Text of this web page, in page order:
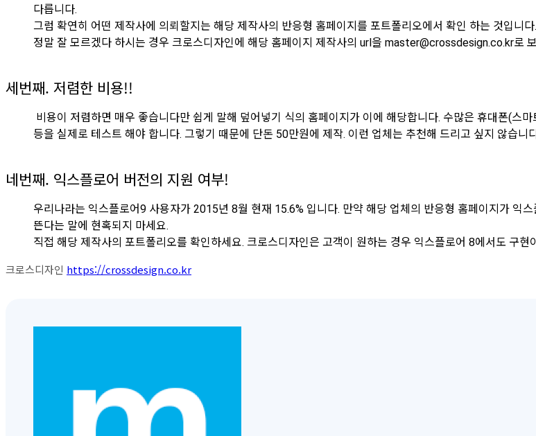
다릅니다.
그럼 확연히 어떤 제작사에 의뢰할지는 해당 제작사의 반응형 홈페이지를 포트폴리오에서 확인 하는 것입니다.
정말 잘 모르겠다 하시는 경우 크로스디자인에 해당 홈페이지 제작사의 url을 master@crossdesign.co.kr로
세번째. 저렴한 비용!!
비용이 저렴하면 매우 좋습니다만 쉽게 말해 덮어넣기 식의 홈페이지가 이에 해당합니다. 수많은 휴대폰(스
등을 실제로 테스트 해야 합니다. 그렇기 때문에 단돈 50만원에 제작. 이런 업체는 추천해 드리고 싶지 않습니
네번째. 익스플로어 버전의 지원 여부!
우리나라는 익스플로어9 사용자가 2015년 8월 현재 15.6% 입니다. 만약 해당 업체의 반응형 홈페이지가 익
뜬다는 말에 현혹되지 마세요.
직접 해당 제작사의 포트폴리오를 확인하세요. 크로스디자인은 고객이 원하는 경우 익스플로어 8에서도 구
크로스디자인 https://crossdesign.co.kr